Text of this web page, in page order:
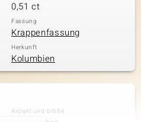
0,51 ct
Fassung
Krappenfassung
Herkunft
Kolumbien
Anzahl und Größe